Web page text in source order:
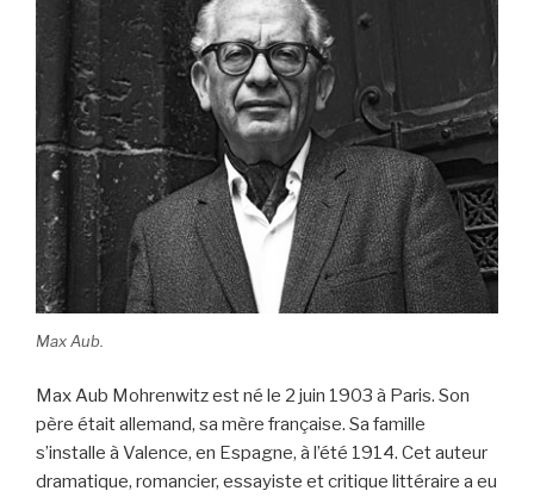
Max Aub.
Max Aub Mohrenwitz est né le 2 juin 1903 à Paris. Son
père était allemand, sa mère française. Sa famille
s’installe à Valence, en Espagne, à l’été 1914. Cet auteur
dramatique, romancier, essayiste et critique littéraire a eu